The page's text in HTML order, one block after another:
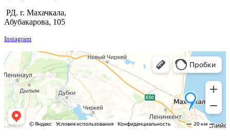
РД. г. Махачкала,
Абубакарова, 105
Instagram